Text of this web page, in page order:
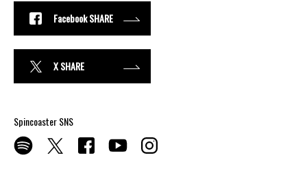
Facebook SHARE
X SHARE
Spincoaster SNS